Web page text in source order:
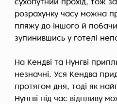
сухопутний прохід, тож
розрахунку часу можна
пляжу до іншого й
зупинившись у готелі
На Кендві та Нунгві
незначні. Уся Кендва
протягом дня, тоді як
Нунгві під час відпливу